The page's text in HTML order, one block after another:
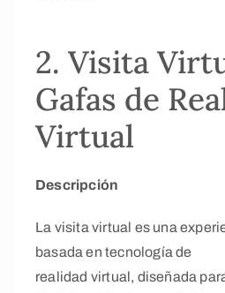
2. Visita
Gafas de
Virtual
Descripción
La visita virtual es una
basada en tecnología de
realidad virtual, diseñada